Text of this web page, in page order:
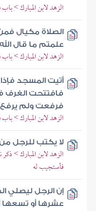
الزهد لابن المبارك >
الصلاة مكيال
علمتم ما قال
الزهد لابن المبارك >
أتيت المسجد
فافتتحت الغرف
فرفعت ولم يرفع
الزهد لابن المبارك >
لا يكتب للرجل
الزهد لابن المبارك >
فأستجيب له
إن الرجل ليصلي
عشرها أو تسعها